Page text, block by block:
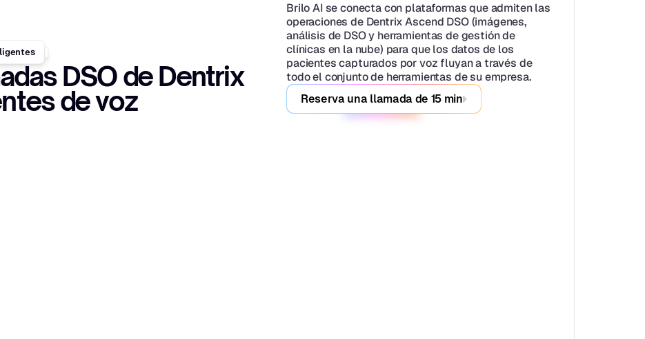
DSO de Dentrix
de voz
Brilo AI se conecta con plataformas que admiten las
operaciones de Dentrix Ascend DSO (imágenes,
análisis de DSO y herramientas de gestión de
clínicas en la nube) para que los datos de los
pacientes capturados por voz fluyan a través de
todo el conjunto de herramientas de su empresa.
Reserva una llamada de 15 min